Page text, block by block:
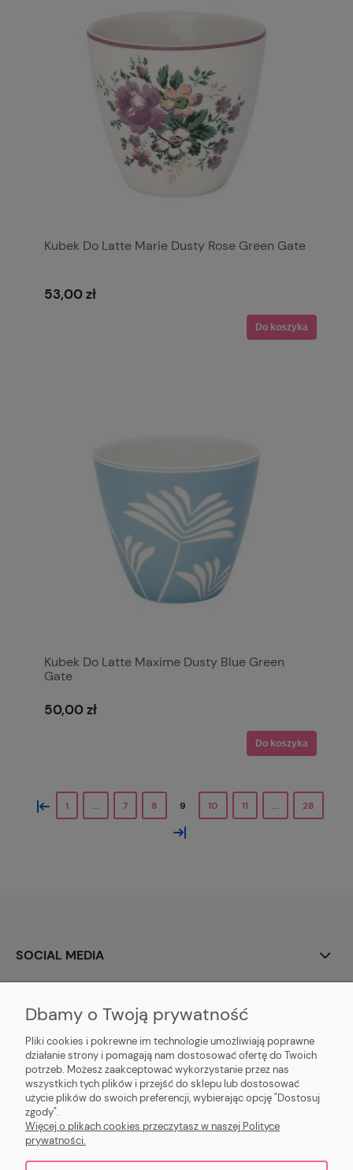
Kubek Do Latte Marie Dusty Rose Green Gate
53,00 zł
Do koszyka
Kubek Do Latte Maxime Dusty Blue Green
Gate
50,00 zł
Do koszyka
« 1 ... 7 8 9 10 11 ... 28
»
SOCIAL MEDIA
MOJE KONTO
DOSTAWA I PŁATNOŚĆ
POMOC I INFORMACJE
Dbamy o Twoją prywatność
Pliki cookies i pokrewne im technologie umożliwiają poprawne
działanie strony i pomagają nam dostosować ofertę do Twoich
potrzeb. Możesz zaakceptować wykorzystanie przez nas
wszystkich tych plików i przejść do sklepu lub dostosować
użycie plików do swoich preferencji, wybierając opcję "Dostosuj
zgody".
Więcej o plikach cookies przeczytasz w naszej Polityce
prywatności.